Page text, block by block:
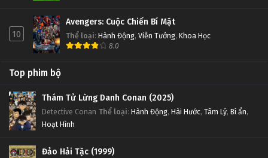
10
Avengers: Cuộc Chiến Bí Mật
Thể loại: Hành Động, Viễn Tưởng, Khoa Học
8.0
Top phim bộ
Thám Tử Lừng Danh Conan (2025)
Detective Conan Thể loại: Hành Động, Hài Hước, Tâm Lý, Bí ẩn,
Hoạt Hình
Đảo Hải Tặc (1999)